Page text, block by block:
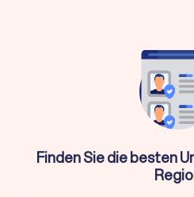
Wann brauche ich
Sie müssen nicht bei jedem
Anwalt einschalten. Bei kleineren
Erstberatung bei einer
gezielte Online-Recherche. Ein
ganz gezielt, wenn:
Finden Sie die besten